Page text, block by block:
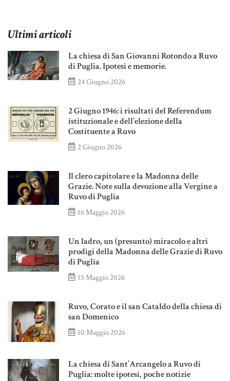
Ultimi articoli
La chiesa di San Giovanni Rotondo a Ruvo
di Puglia. Ipotesi e memorie.
24 Giugno 2026
2 Giugno 1946: i risultati del Referendum
istituzionale e dell’elezione della
Costituente a Ruvo
2 Giugno 2026
Il clero capitolare e la Madonna delle
Grazie. Note sulla devozione alla Vergine a
Ruvo di Puglia
16 Maggio 2026
Un ladro, un (presunto) miracolo e altri
prodigi della Madonna delle Grazie di Ruvo
di Puglia
15 Maggio 2026
Ruvo, Corato e il san Cataldo della chiesa di
san Domenico
10 Maggio 2026
La chiesa di Sant’Arcangelo a Ruvo di
Puglia: molte ipotesi, poche notizie